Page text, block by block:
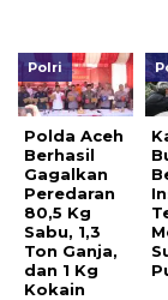
Polri
Polda Aceh
Berhasil
Gagalkan
Peredaran
80,5 Kg
Sabu, 1,3
Ton Ganja,
dan 1 Kg
Kokain